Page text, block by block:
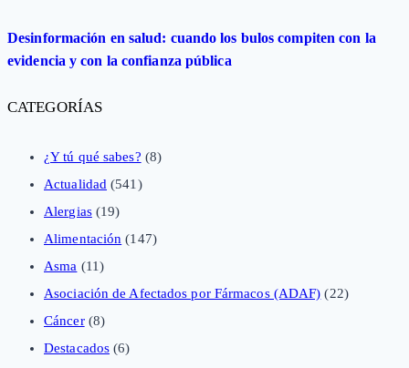
Desinformación en salud: cuando los bulos compiten con la
evidencia y con la confianza pública
CATEGORÍAS
¿Y tú qué sabes? (8)
Actualidad (541)
Alergias(19)
Alimentación (147)
Asma (11)
Asociación de Afectados por Fármacos (ADAF) (22)
Cáncer(8)
Destacados (6)